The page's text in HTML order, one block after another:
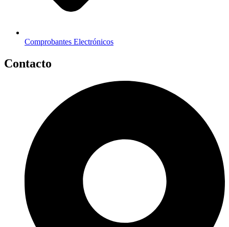
Comprobantes Electrónicos
Contacto